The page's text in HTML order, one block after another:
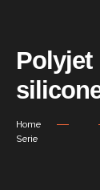
Polyjet
Home
Serie